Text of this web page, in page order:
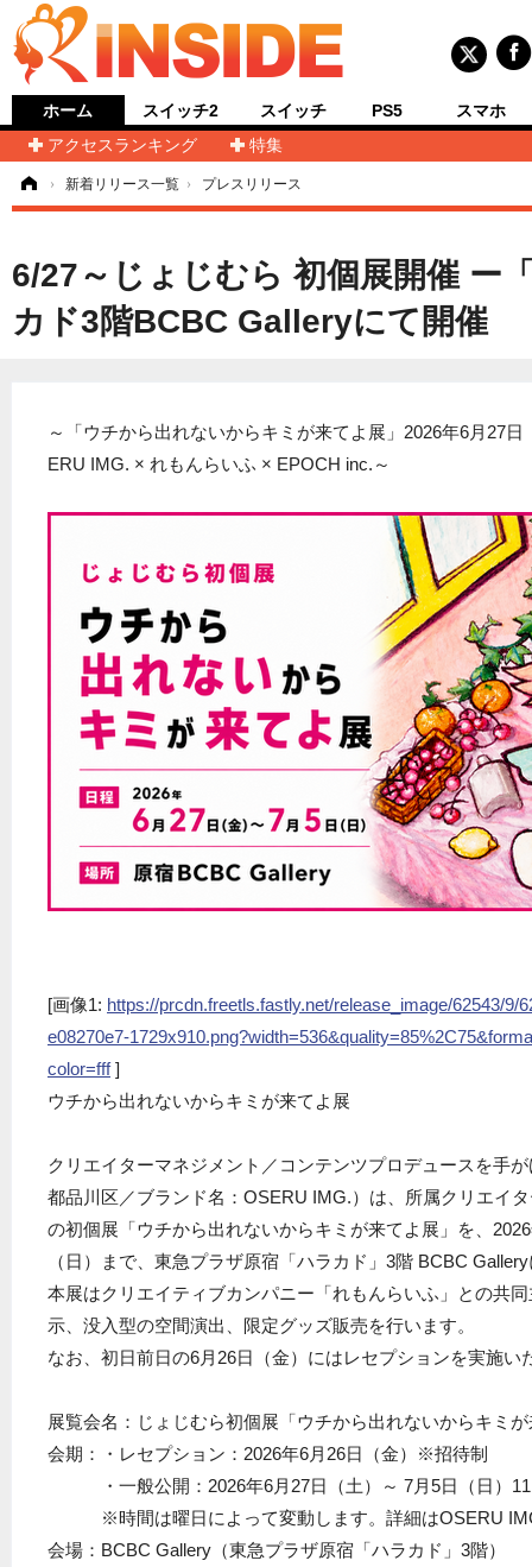
ホーム
アクセスランキング
特集
スイッチ2 スイッチ PS5 スマホ
› 新着リリース一覧 › プレスリリース
6/27～じょじむら 初個展開催 ー
カド3階BCBC Galleryにて開催
～「ウチから出れないからキミが来てよ展」2026年6月27
ERU IMG. × れもんらいふ × EPOCH inc.～
[画像1: https://prcdn.freetls.fastly.net/release_image/62543/9/
e08270e7-
color=fff]
ウチから出れないからキミが来てよ展
クリエイターマネジメント／コンテンツプロデュースを手
都品川区／ブランド名：OSERU IMG.）は、所属クリエイ
の初個展「ウチから出れないからキミが来てよ展」を、
（日）まで、東急プラザ原宿「ハラカド」3階 BCBC
本展はクリエイティブカンパニー「れもんらいふ」との共
示、没入型の空間演出、限定グッズ販売を行います。
なお、初日前日の6月26日（金）にはレセプションを実施い
展覧会名：じょじむら初個展「ウチから出れないからキミ
会期：・レセプション：2026年6月26日（金）※招待制
・一般公開：2026年6月27日（土）～ 7月5日（日）
※時間は曜日によって変動します。詳細はOSERU
会場：BCBC Gallery（東急プラザ原宿「ハラカド」3階）